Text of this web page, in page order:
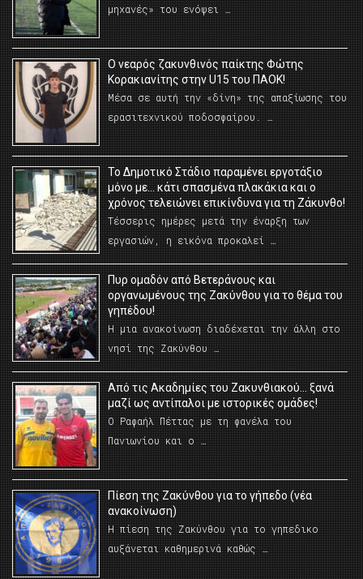
μηχανές» του ενόψει …
O νεαρός ζακυνθινός παίκτης Φώτης
Κορακιανίτης στην U15 του ΠΑΟΚ!
Μέσα σε αυτή την «δίνη» της απαξίωσης του
ερασιτεχνικού ποδοσφαίρου. …
Το Δημοτικό Στάδιο παραμένει εργοτάξιο
μόνο με… κάτι σπασμένα πλακάκια και ο
χρόνος τελειώνει επικίνδυνα για τη Ζάκυνθο!
Τέσσερις ημέρες μετά την έναρξη των
εργασιών, η εικόνα προκαλεί …
Πυρ ομαδόν από Βετεράνους και
οργανωμένους της Ζακύνθου για το θέμα του
γηπέδου!
Η μια ανακοίνωση διαδέχεται την άλλη στο
νησί της Ζακύνθου …
Από τις Ακαδημίες του Ζακυνθιακού… ξανά
μαζί ως αντίπαλοι με ιστορικές ομάδες!
Ο Ραφαήλ Πέττας με τη φανέλα του
Πανιωνίου και ο …
Πίεση της Ζακύνθου για το γήπεδο (νέα
ανακοίνωση)
Η πίεση της Ζακύνθου για το γηπεδικο
αυξάνεται καθημερινά καθώς …